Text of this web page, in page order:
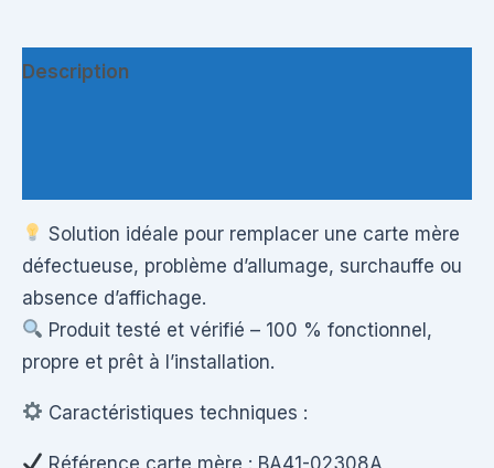
Description
Solution idéale pour remplacer une carte mère
défectueuse, problème d’allumage, surchauffe ou
absence d’affichage.
Produit testé et vérifié – 100 % fonctionnel,
propre et prêt à l’installation.
Caractéristiques techniques :
Référence carte mère : BA41-02308A